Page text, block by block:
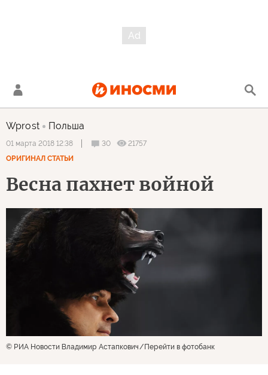
Wprost Польша
01 марта 2018 12:38 30
21757
ОРИГИНАЛ СТАТЬИ
Весна пахнет войной
© РИА Новости Владимир Астапкович Перейти в фотобанк